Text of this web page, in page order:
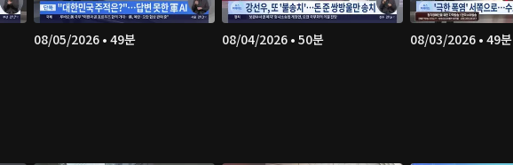
08/05/2026 • 49분 08/04/2026 • 50분 08/03/2026 • 49분